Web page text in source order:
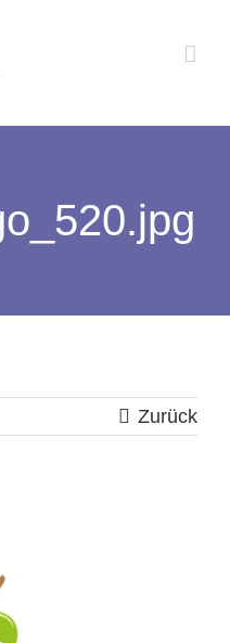
Zurück